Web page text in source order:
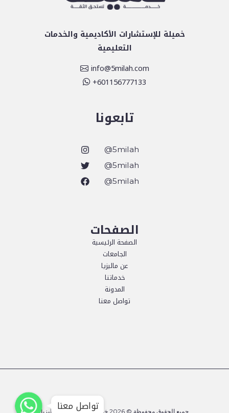
خميلة للإستشارات الأكاديمية والخدمات
التعليمية
info@5milah.com
601156777133+
تابعونا
5milah@
5milah@
5milah@
الصفحات
الصفحة الرئيسية
الجامعات
عن ماليزيا
خدماتنا
المدونة
تواصل معنا
WhatsApp
WhatsApp
WhatsApp
تواصل معنا